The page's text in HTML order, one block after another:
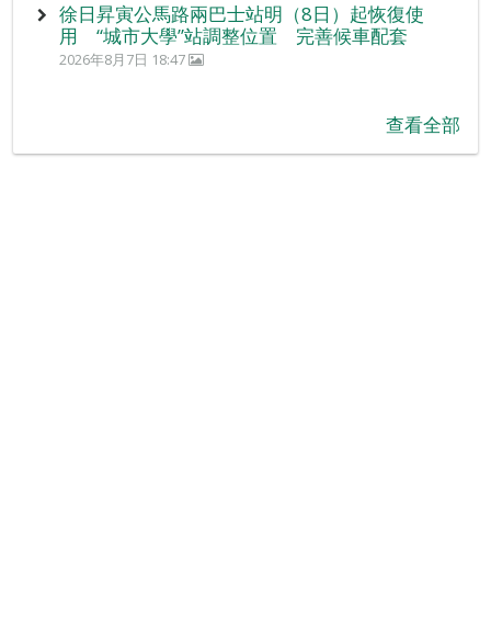
徐日昇寅公馬路兩巴士站明（8日）起恢復使
用 “城市大學”站調整位置 完善候車配套
2026年8月7日 18:47
查看全部